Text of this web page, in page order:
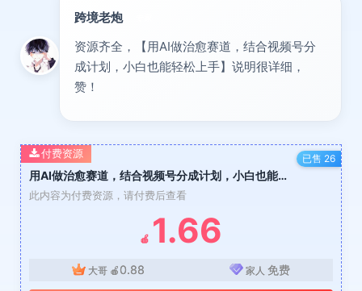
跨境老炮
资源齐全，【用AI做治愈赛道，结合视频号分
成计划，小白也能轻松上手】说明很详细，
赞！
用AI做治愈赛道，结合视频号分成计划，小白也能轻松上手
此内容为付费资源，请付费后查看
🍎 1.66
大哥 🍎0.88 家人 免费
付费资源 已售 26